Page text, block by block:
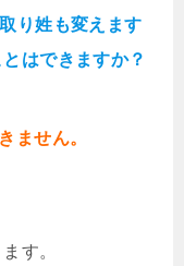
り姓も変えます
はできますか？
ません。
す。